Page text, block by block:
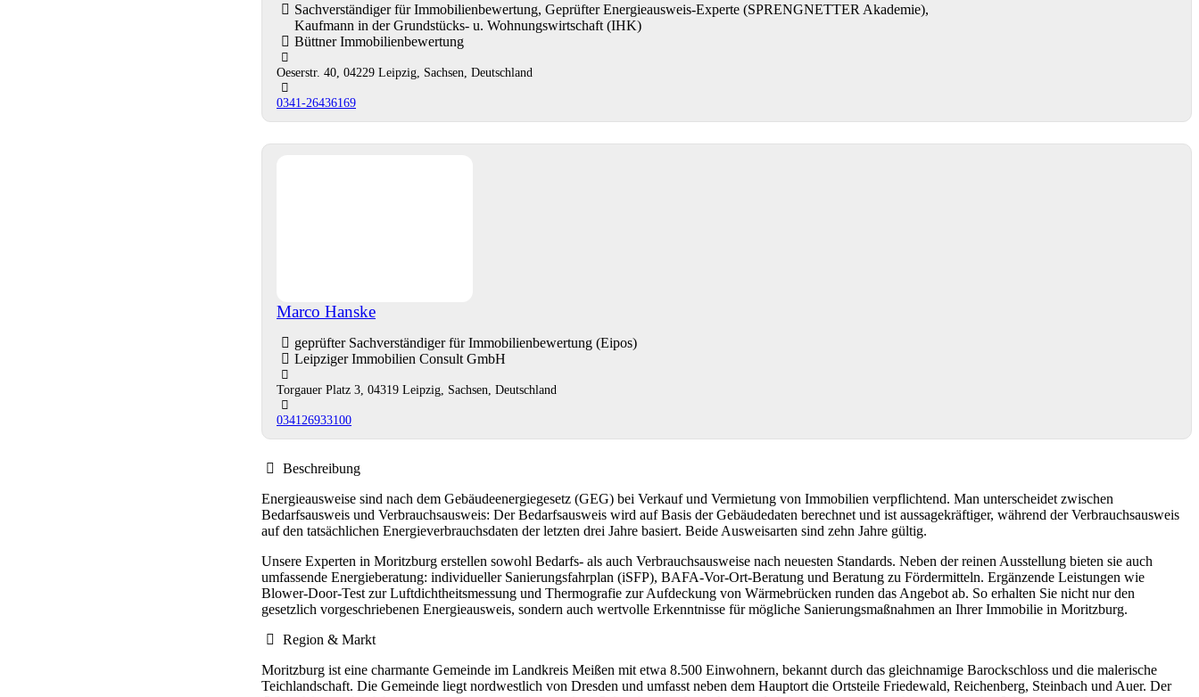
Sachverständiger für Immobilienbewertung, Geprüfter Energieausweis-Experte (SPRENGNETTER Akademie),
Kaufmann in der Grundstücks- u. Wohnungswirtschaft (IHK)
Büttner Immobilienbewertung
Oeserstr. 40, 04229 Leipzig, Sachsen, Deutschland
0341-26436169
Marco Hanske
geprüfter Sachverständiger für Immobilienbewertung (Eipos)
Leipziger Immobilien Consult GmbH
Torgauer Platz 3, 04319 Leipzig, Sachsen, Deutschland
034126933100
Beschreibung
Energieausweise sind nach dem Gebäudeenergiegesetz (GEG) bei Verkauf und Vermietung von Immobilien verpflichtend. Man unterscheidet zwischen
Bedarfsausweis und Verbrauchsausweis: Der Bedarfsausweis wird auf Basis der Gebäudedaten berechnet und ist aussagekräftiger, während der Verbrauchsausweis
auf den tatsächlichen Energieverbrauchsdaten der letzten drei Jahre basiert. Beide Ausweisarten sind zehn Jahre gültig.
Unsere Experten in Moritzburg erstellen sowohl Bedarfs- als auch Verbrauchsausweise nach neuesten Standards. Neben der reinen Ausstellung bieten sie auch
umfassende Energieberatung: individueller Sanierungsfahrplan (iSFP), BAFA-Vor-Ort-Beratung und Beratung zu Fördermitteln. Ergänzende Leistungen wie
Blower-Door-Test zur Luftdichtheitsmessung und Thermografie zur Aufdeckung von Wärmebrücken runden das Angebot ab. So erhalten Sie nicht nur den
gesetzlich vorgeschriebenen Energieausweis, sondern auch wertvolle Erkenntnisse für mögliche Sanierungsmaßnahmen an Ihrer Immobilie in Moritzburg.
Region & Markt
Moritzburg ist eine charmante Gemeinde im Landkreis Meißen mit etwa 8.500 Einwohnern, bekannt durch das gleichnamige Barockschloss und die malerische
Teichlandschaft. Die Gemeinde liegt nordwestlich von Dresden und umfasst neben dem Hauptort die Ortsteile Friedewald, Reichenberg, Steinbach und Auer. Der